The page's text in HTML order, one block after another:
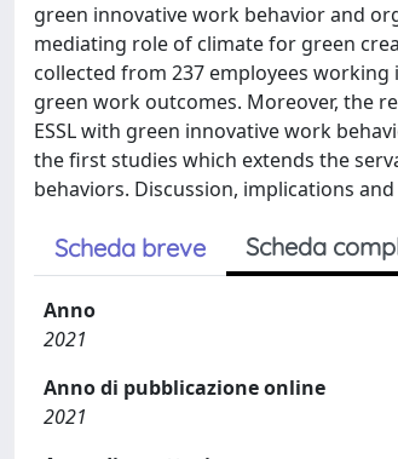
green innovative work behavior and
mediating role of climate for green
collected from 237 employees working
green work outcomes. Moreover, the
ESSL with green innovative work
the first studies which extends the
behaviors. Discussion, implications
Scheda breve Scheda
Anno
2021
Anno di pubblicazione online
2021